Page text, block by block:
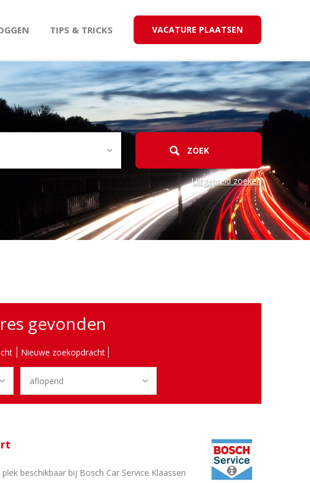
TIPS & TRICKS VACATURE PLAATSEN
Uitgebreid zoeken
gevonden
Nieuwe zoekopdracht
beschikbaar bij Bosch Car Service Klaassen